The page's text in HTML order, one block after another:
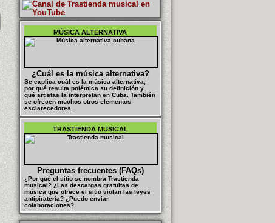
MÚSICA ALTERNATIVA
¿Cuál es la música alternativa?
Se explica cuál es la música alternativa,
por qué resulta polémica su definición y
qué artistas la interpretan en Cuba. También
se ofrecen muchos otros elementos
esclarecedores.
TRASTIENDA MUSICAL
Preguntas frecuentes (FAQs)
¿Por qué el sitio se nombra Trastienda
musical? ¿Las descargas gratuitas de
música que ofrece el sitio violan las leyes
antipiratería? ¿Puedo enviar
colaboraciones?